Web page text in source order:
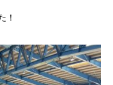
！